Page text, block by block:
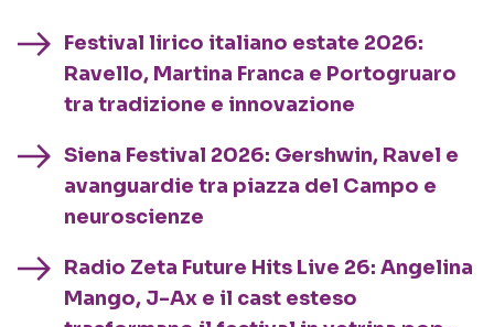
Festival lirico italiano estate 2026:
Ravello, Martina Franca e Portogruaro
tra tradizione e innovazione
Siena Festival 2026: Gershwin, Ravel e
avanguardie tra piazza del Campo e
neuroscienze
Radio Zeta Future Hits Live 26: Angelina
Mango, J-Ax e il cast esteso